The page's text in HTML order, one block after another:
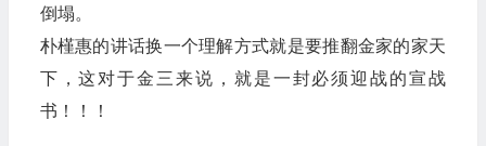
倒塌。
朴槿惠的讲话换一个理解方式就是要推翻金家的家天
下，这对于金三来说，就是一封必须迎战的宣战
书！！！